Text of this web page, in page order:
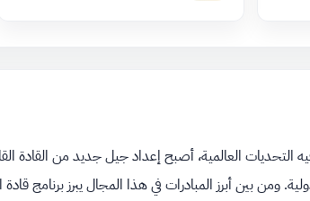
التحديات العالمية، أصبح إعداد جيل جديد من القادة
ومن بين أبرز المبادرات في هذا المجال يبرز برنامج